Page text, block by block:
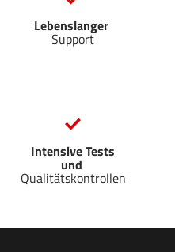
Lebenslanger
Support
Intensive Tests
und
Qualitätskontrollen